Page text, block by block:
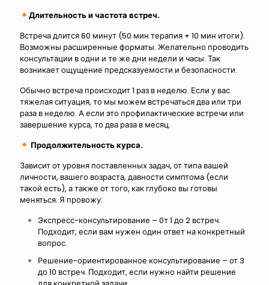
Длительность и частота встреч.
Встреча длится 60 минут (50 мин терапия + 10 мин итоги).
Возможны расширенные форматы. Желательно проводить
консультации в одни и те же дни недели и часы. Так
возникает ощущение предсказуемости и безопасности.
Обычно встреча происходит 1 раз в неделю. Если у вас
тяжелая ситуация, то мы можем встречаться два или три
раза в неделю. А если это профилактические встречи или
завершение курса, то два раза в месяц.
Продолжительность курса.
Зависит от уровня поставленных задач, от типа вашей
личности, вашего возраста, давности симптома (если
такой есть), а также от того, как глубоко вы готовы
меняться. Я провожу:
Экспресс-консультирование – 0т 1 до 2 встреч.
Подходит, если вам нужен один ответ на конкретный
вопрос.
Решение-ориентированное консультирование – от 3
до 10 встреч. Подходит, если нужно найти решение